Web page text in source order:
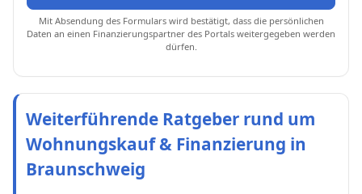
Mit Absendung des Formulars wird bestätigt, dass die persönlichen
Daten an einen Finanzierungspartner des Portals weitergegeben werden
dürfen.
Weiterführende Ratgeber rund um
Wohnungskauf & Finanzierung in
Braunschweig